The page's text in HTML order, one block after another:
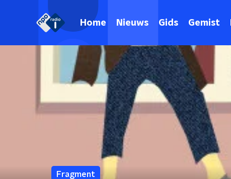
Home Nieuws Gids Gemist
Fragment